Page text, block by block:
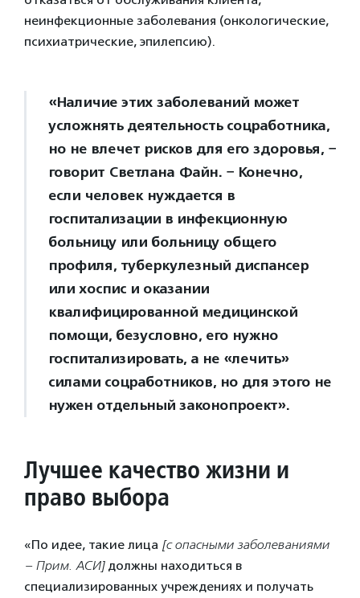
неинфекционные заболевания (онкологические,
психиатрические, эпилепсию).
«Наличие этих заболеваний может
усложнять деятельность соцработника,
но не влечет рисков для его здоровья, −
говорит Светлана Файн. − Конечно,
если человек нуждается в
госпитализации в инфекционную
больницу или больницу общего
профиля, туберкулезный диспансер
или хоспис и оказании
квалифицированной медицинской
помощи, безусловно, его нужно
госпитализировать, а не «лечить»
силами соцработников, но для этого не
нужен отдельный законопроект».
Лучшее качество жизни и
право выбора
«По идее, такие лица [с опасными заболеваниями
– Прим. АСИ]должны находиться в
специализированных учреждениях и получать